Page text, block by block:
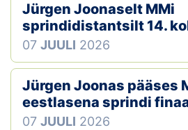
Jürgen Joonaselt MMi
sprindidistantsilt 14.
07 JUULI 2026
Jürgen Joonas pääses
eestlasena sprindi
07 JUULI 2026